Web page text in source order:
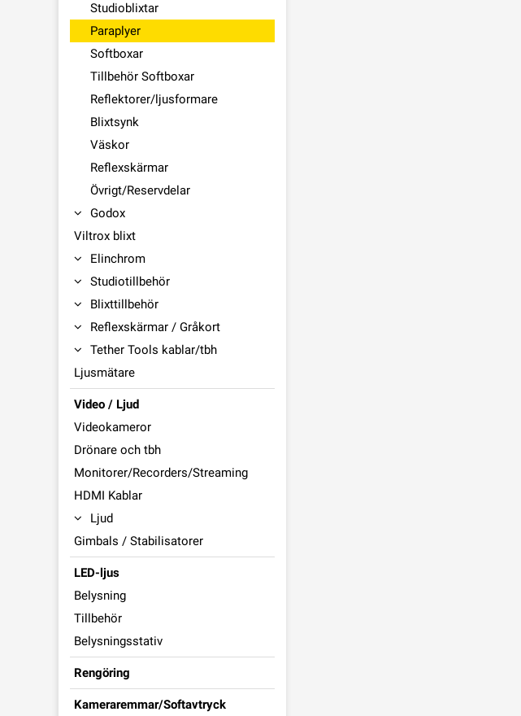
Studioblixtar
Paraplyer
Softboxar
Tillbehör Softboxar
Reflektorer/ljusformare
Blixtsynk
Väskor
Reflexskärmar
Övrigt/Reservdelar
Godox
Viltrox blixt
Elinchrom
Studiotillbehör
Blixttillbehör
Reflexskärmar / Gråkort
Tether Tools kablar/tbh
Ljusmätare
Video / Ljud
Videokameror
Drönare och tbh
Monitorer/Recorders/Streaming
HDMI Kablar
Ljud
Gimbals / Stabilisatorer
LED-ljus
Belysning
Tillbehör
Belysningsstativ
Rengöring
Kameraremmar/Softavtryck